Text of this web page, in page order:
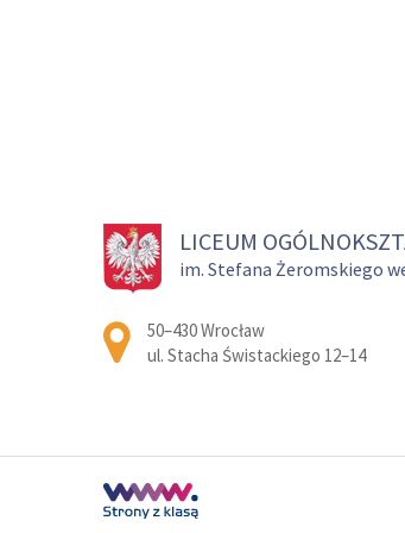
LICEUM
im. Stefana Żeromskiego
Adres pocztowy:
50–430 Wrocław
ul. Stacha Świstackiego 12–14